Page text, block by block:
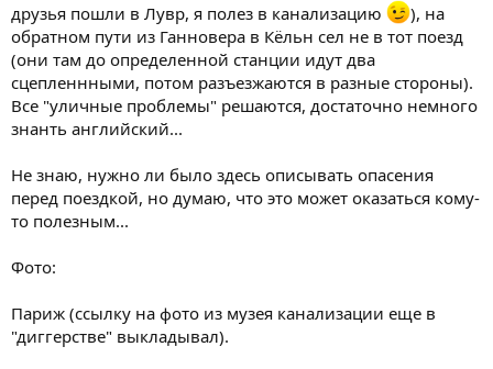
друзья пошли в Лувр, я полез в канализацию
), на
обратном пути из Ганновера в Кёльн сел не в тот поезд
(они там до определенной станции идут два
сцепленнными, потом разъезжаются в разные стороны).
Все "уличные проблемы" решаются, достаточно немного
знанть английский...
Не знаю, нужно ли было здесь описывать опасения
перед поездкой, но думаю, что это может оказаться кому-
то полезным...
Фото:
Париж (ссылку на фото из музея канализации еще в
"диггерстве" выкладывал).